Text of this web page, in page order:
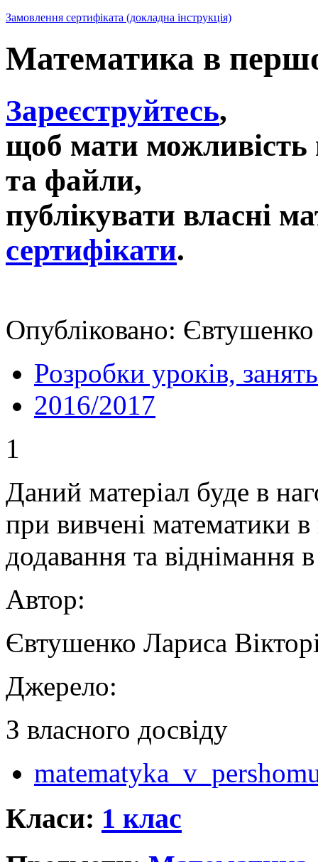
Замовлення сертифіката (докладна інструкція)
Математика в
Зареєструйтесь,
щоб мати можливість
та файли,
публікувати власні
сертифікати.
Опубліковано:
Розробки уроків, занять
2016/2017
1
Даний матеріал буде в
при вивчені математики
додавання та віднімання
Автор:
Євтушенко Лариса
Джерело:
З власного досвіду
Класи: 1 клас